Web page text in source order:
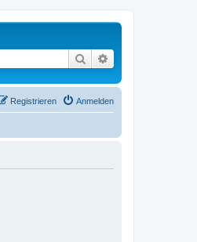
Suche
Anmelden
Registrieren